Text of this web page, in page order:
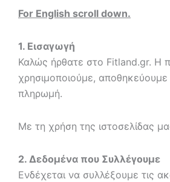
For English scroll down.
1. Εισαγωγή
Καλώς ήρθατε στο Fitland.gr. Η
χρησιμοποιούμε,
πληρωμή.
Με τη χρήση της ιστοσελίδας
2. Δεδομένα που Συλλέγουμε
Ενδέχεται να συλλέξουμε τις